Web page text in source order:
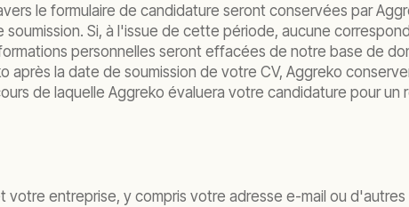
le formulaire de candidature seront conservées par
Si, à l'issue de cette période, aucune
personnelles seront effacées de notre base de
la date de soumission de votre CV, Aggreko
de laquelle Aggreko évaluera votre candidature pour un
entreprise, y compris votre adresse e-mail ou